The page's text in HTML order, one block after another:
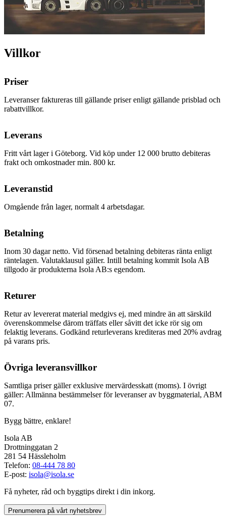
Villkor
Priser
Leveranser faktureras till gällande priser enligt gällande prisblad och
rabattvillkor.
Leverans
Fritt vårt lager i Göteborg. Vid köp under 12 000 brutto debiteras
frakt och omkostnader min. 800 kr.
Leveranstid
Omgående från lager, normalt 4 arbetsdagar.
Betalning
Inom 30 dagar netto. Vid försenad betalning debiteras ränta enligt
räntelagen. Valutaklausul gäller. Intill betalning kommit Isola AB
tillgodo är produkterna Isola AB:s egendom.
Returer
Retur av levererat material medgivs ej, med mindre än att särskild
överenskommelse därom träffats eller såvitt det icke rör sig om
felaktig leverans. Godkänd returleverans krediteras med 20% avdrag
på varans pris.
Övriga leveransvillkor
Samtliga priser gäller exklusive mervärdesskatt (moms). I övrigt
gäller: Allmänna bestämmelser för leveranser av byggmaterial, ABM
07.
Bygg bättre, enklare!
Isola AB
Drottninggatan 2
281 54 Hässleholm
Telefon: 08-444 78 80
E-post: isola@isola.se
Få nyheter, råd och byggtips direkt i din inkorg.
Prenumerera på vårt nyhetsbrev